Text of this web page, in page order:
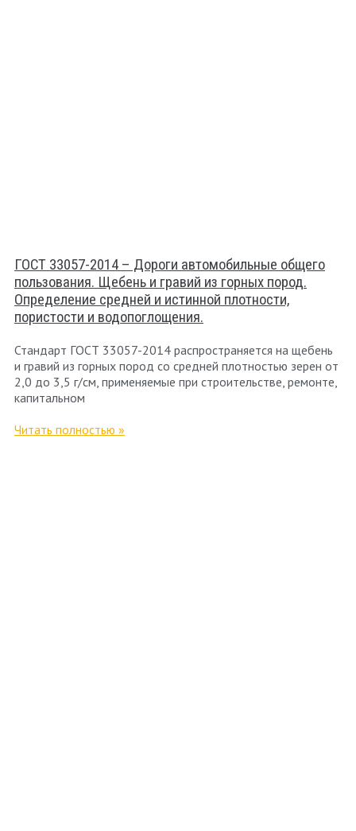
ГОСТ 33057-2014 – Дороги автомобильные общего
пользования. Щебень и гравий из горных пород.
Определение средней и истинной плотности,
пористости и водопоглощения.
Стандарт ГОСТ 33057-2014 распространяется на щебень
и гравий из горных пород со средней плотностью зерен от
2,0 до 3,5 г/см, применяемые при строительстве, ремонте,
капитальном
Читать полностью »